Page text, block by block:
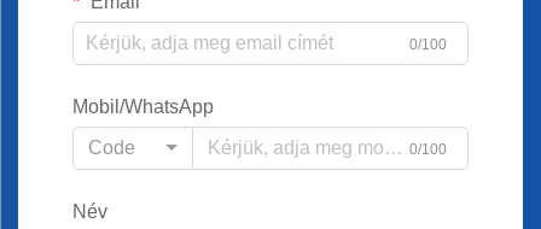
0/100
Mobil/WhatsApp
Code
0/100
Név